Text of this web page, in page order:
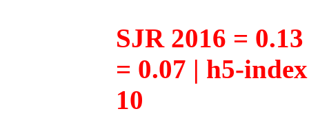
SJR 2016 =
= 0.07 | h5-
10